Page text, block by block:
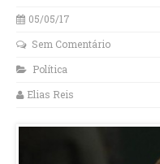
05/05/17
Sem Comentário
Política
Elias Reis